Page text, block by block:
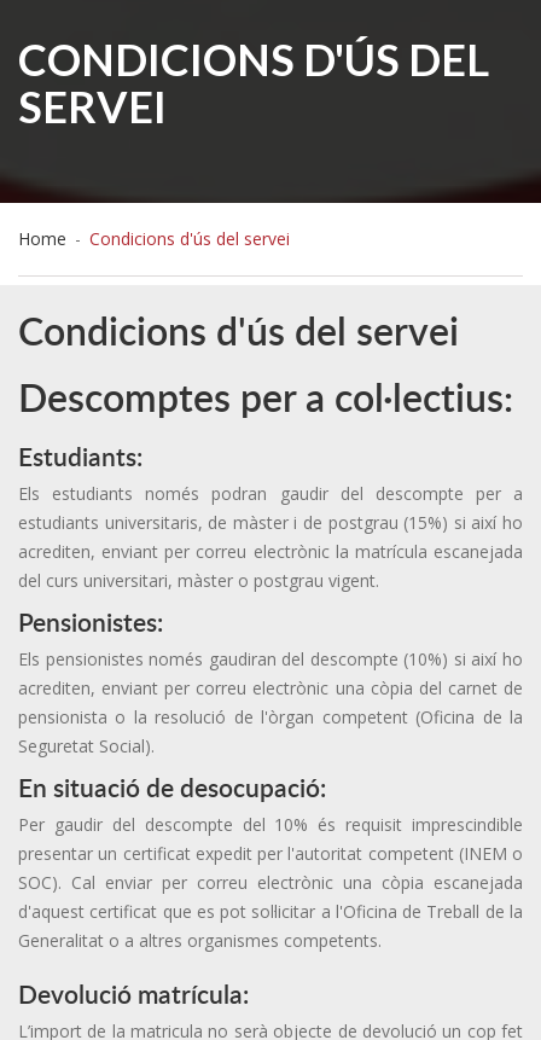
CONDICIONS D'ÚS DEL
SERVEI
Home - Condicions d'ús del servei
Condicions d'ús del servei
Descomptes per a col·lectius:
Estudiants:
Els estudiants només podran gaudir del descompte per a
estudiants universitaris, de màster i de postgrau (15%) si així ho
acrediten, enviant per correu electrònic la matrícula escanejada
del curs universitari, màster o postgrau vigent.
Pensionistes:
Els pensionistes només gaudiran del descompte (10%) si així ho
acrediten, enviant per correu electrònic una còpia del carnet de
pensionista o la resolució de l'òrgan competent (Oficina de la
Seguretat Social).
En situació de desocupació:
Per gaudir del descompte del 10% és requisit imprescindible
presentar un certificat expedit per l'autoritat competent (INEM o
SOC). Cal enviar per correu electrònic una còpia escanejada
d'aquest certificat que es pot sol·licitar a l'Oficina de Treball de la
Generalitat o a altres organismes competents.
Devolució matrícula:
L’import de la matricula no serà objecte de devolució un cop fet